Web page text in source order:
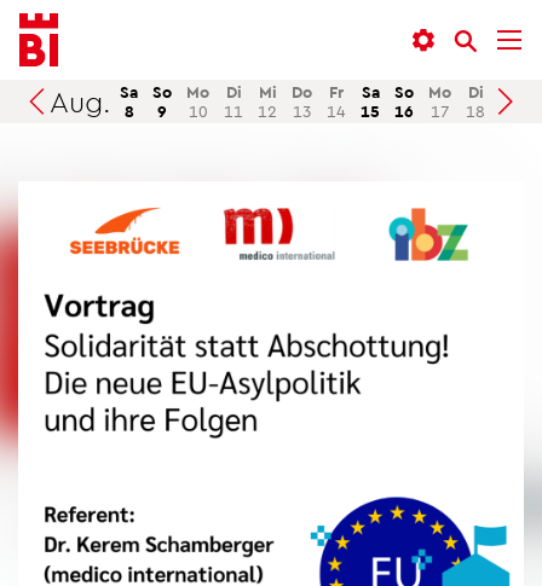
In­
halt
an­
sprin­
Menü
an­
sprin­
gen
Suche
an­
sprin­
gen
Suchen
Aug. Sa
8
So
9
Mo
10
Di
11
Mi
12
Do
13
Fr
14
Sa
15
So
16
Mo
17
Di
18
Mi
19